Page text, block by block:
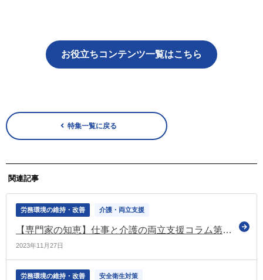
お役立ちコンテンツ一覧はこちら
特集一覧に戻る
関連記事
労務環境の維持・改善 介護・両立支援
【専門家の知恵】仕事と介護の両立支援コラム第11回：本人・家族の状況や希望をしっかりと伝えられる？「ケアマネジャー」との上手な付き合い方
2023年11月27日
労務環境の維持・改善 安全衛生対策